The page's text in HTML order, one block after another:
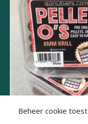
Beheer cookie